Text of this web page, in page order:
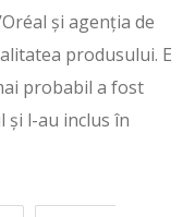
și agenția de
produsului. E
probabil a fost
și l-au inclus în